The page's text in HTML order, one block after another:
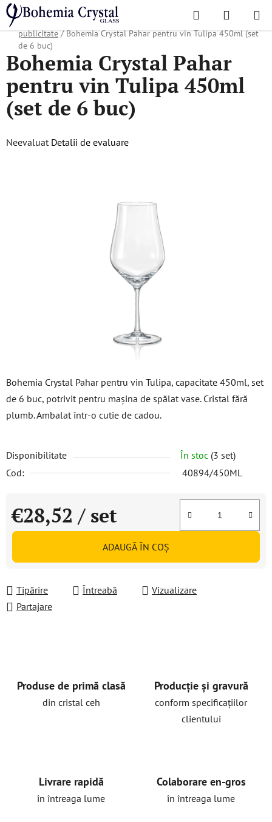
Treci
conținut
Căutare
DE
Acasă
/ Colecții populare / Produse pentru companii și agenții de
publicitate / Bohemia Crystal Pahar pentru vin Tulipa 450ml (set
de 6 buc)
Bohemia Crystal Pahar pentru vin Tulipa, capacitate 450ml, set
de 6 buc, potrivit pentru mașina de spălat vase. Cristal fără
plumb. Ambalat într-o cutie de cadou.
Disponibilitate În stoc (3 set)
Cod:
40894/450ML
€28,52 / set
Evaluare preţ:
ADAUGĂ ÎN COŞ
Tipărire Întreabă
Vizualizare
Partajare
Bohemia Crystal Pahar
pentru vin Tulipa 450ml
(set de 6 buc)
Evaluarea
Neevaluat Detalii de evaluare
Produse de primă clasă
din cristal ceh
Producție și gravură
conform specificațiilor
clientului
Livrare rapidă
în întreaga lume
Colaborare en-gros
în întreaga lume